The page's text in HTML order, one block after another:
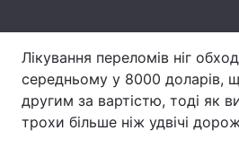
Лікування переломів ніг
середньому у 8000 доларів,
другим за вартістю, тоді як
трохи більше ніж удвічі